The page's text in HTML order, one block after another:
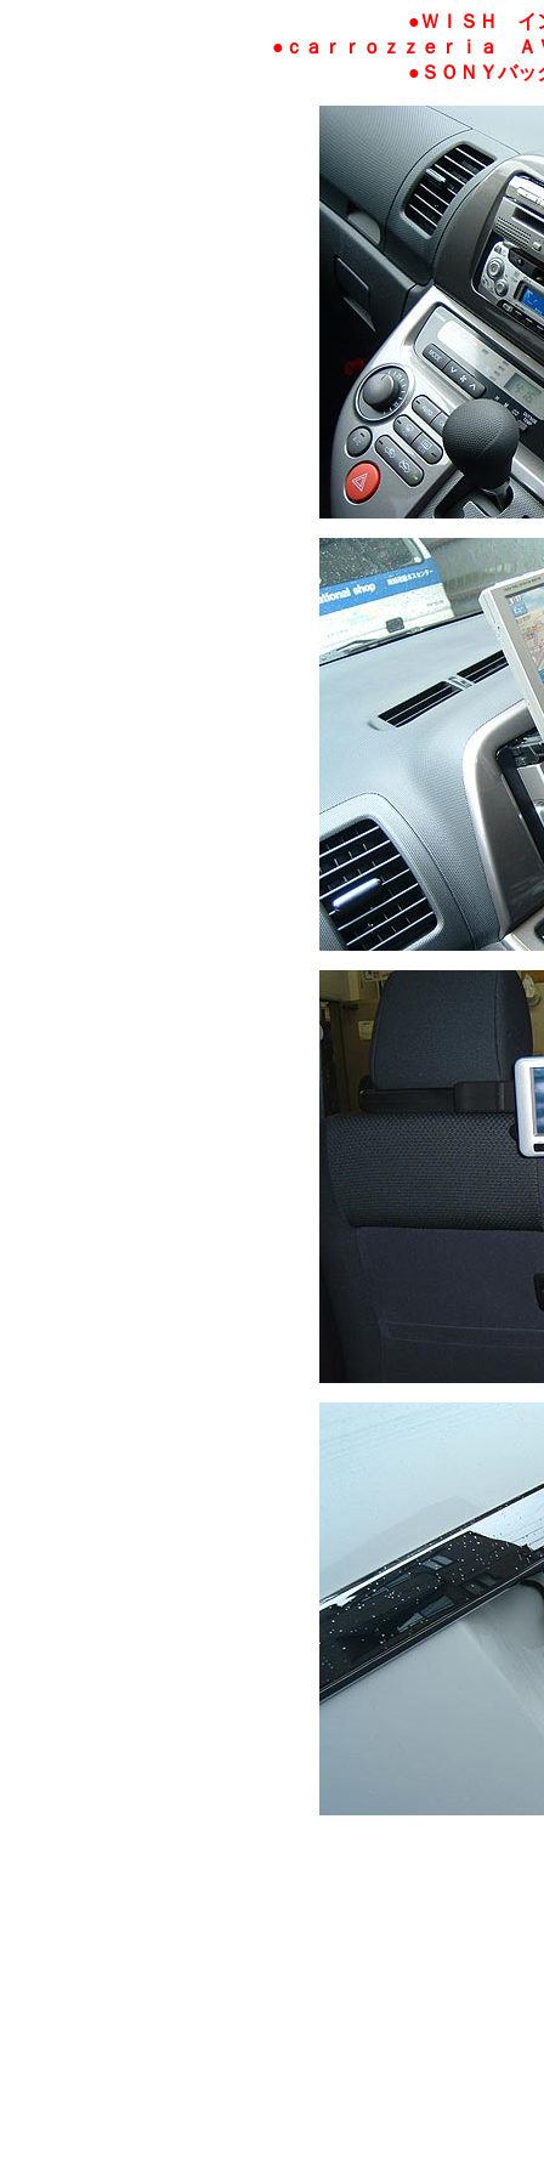
●ＷＩＳＨ イ
●ｃａｒｒｏｚｚｅｒｉａ Ａ
●ＳＯＮＹバ